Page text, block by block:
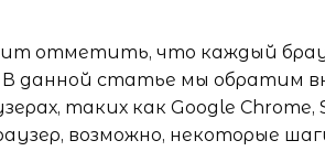
отметить, что каждый
В данной статье мы обратим
таких как Google Chrome,
возможно, некоторые